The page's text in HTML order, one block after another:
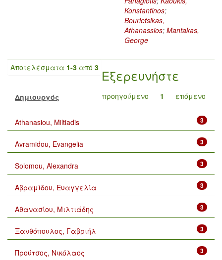
Konstantinos;
Bourletsikas,
Athanassios; Mantakas,
George
Αποτελέσματα 1-3 από 3
προηγούμενο 1 επόμενο
Εξερευνήστε
Δημιουργός
3
Athanasiou, Miltiadis
3
Avramidou, Evangelia
3
Solomou, Alexandra
3
Αβραμίδου, Ευαγγελία
3
Αθανασίου, Μιλτιάδης
3
Ξανθόπουλος, Γαβριήλ
3
Προύτσος, Νικόλαος